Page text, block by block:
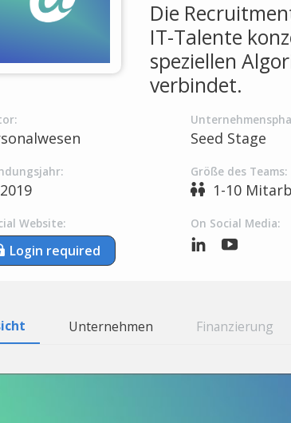
Die
IT-Talente
speziellen
verbindet.
Seed Stage
2019
Größe des Teams:
1-10
Website:
Login required
On Social Media:
Unternehmen Finanzierung